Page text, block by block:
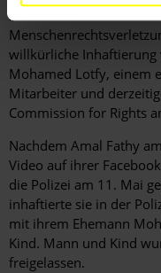
Sozialen Medien
willkürliche Inhaftierung
Mohamed Lotfy, einem
Mitarbeiter und
Commission for Rights
Nachdem Amal Fathy
Video auf ihrer
die Polizei am 11. Mai
inhaftierte sie in der
mit ihrem Ehemann
Kind. Mann und Kind
freigelassen.